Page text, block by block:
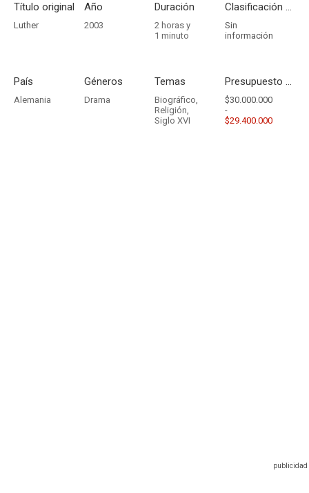
Título original
Luther
Año
2003
Duración
2 horas y
1 minuto
Clasificación por edades
Sin
información
País
Alemania
Géneros
Drama
Temas
Biográfico,
Religión,
Siglo XVI
Presupuesto - Ingresos
$30.000.000
-
$29.400.000